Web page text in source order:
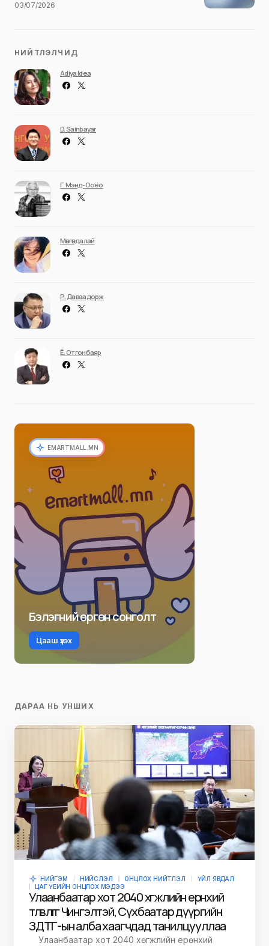
03/07/2026
НИЙТЛЭЛЧИД
Adiya Idea
D. Sainbayar
Г. Мэнд-Ооёо
Мөнгөндалай
Р. Даваадорж
Ё. Отгонбаяр
EMARTMALL.MN
Бэлэгний өргөн сонголт
Цааш үзэх
ДАРАА НЬ УНШИХ
НИЙГЭМ НИЙСЛЭЛ ОНЦЛОХ НИЙТЛЭЛ
ҮЙЛ ЯВДАЛ
ЦАГ ҮЕИЙН ОНЦЛОХ МЭДЭЭ
Улаанбаатар хот 2040 хөгжлийн ерөнхий
төлөвлөгөөг Чингэлтэй, Сүхбаатар дүүргийн
ЗДТГ-ын алба хаагчдад танилцууллаа
Улаанбаатар хот 2040 хөгжлийн ерөнхий